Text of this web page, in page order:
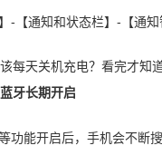
】-【通知和状态栏】-【通
牙长期开启
功能开启后，手机会不断